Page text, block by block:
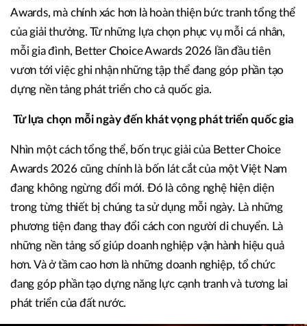
Awards, mà chính xác hơn là hoàn thiện bức tranh tổng thể
của giải thưởng. Từ những lựa chọn phục vụ mỗi cá nhân,
mỗi gia đình, Better Choice Awards 2026 lần đầu tiên
vươn tới việc ghi nhận những tập thể đang góp phần tạo
dựng nền tảng phát triển cho cả quốc gia.
Từ lựa chọn mỗi ngày đến khát vọng phát triển quốc gia
Nhìn một cách tổng thể, bốn trục giải của Better Choice
Awards 2026 cũng chính là bốn lát cắt của một Việt Nam
đang không ngừng đổi mới. Đó là công nghệ hiện diện
trong từng thiết bị chúng ta sử dụng mỗi ngày. Là những
phương tiện đang thay đổi cách con người di chuyển. Là
những nền tảng số giúp doanh nghiệp vận hành hiệu quả
hơn. Và ở tầm cao hơn là những doanh nghiệp, tổ chức
đang góp phần tạo dựng năng lực cạnh tranh và tương lai
phát triển của đất nước.